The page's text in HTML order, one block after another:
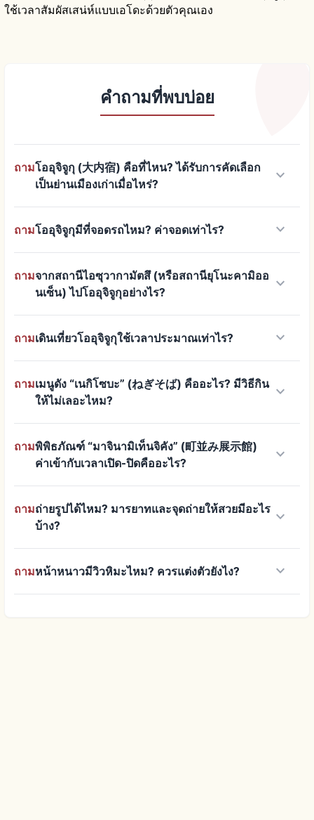
ใช้เวลาสัมผัสเสน่ห์แบบเอโดะด้วยตัวคุณเอง
คำถามที่พบบ่อย
ถามโออุจิจูกุ (大内宿) คือที่ไหน? ได้รับการคัดเลือก
เป็นย่านเมืองเก่าเมื่อไหร่?
keyboard_arrow_down
ถามโออุจิจูกุมีที่จอดรถไหม? ค่าจอดเท่าไร? keyboard_arrow_down
ถามจากสถานีไอซุวากามัตสึ (หรือสถานียุโนะคามิออ
นเซ็น) ไปโออุจิจูกุอย่างไร?
keyboard_arrow_down
ถามเดินเที่ยวโออุจิจูกุใช้เวลาประมาณเท่าไร? keyboard_arrow_down
ถามเมนูดัง “เนกิโซบะ” (ねぎそば) คืออะไร? มีวิธีกิน
ให้ไม่เลอะไหม?
keyboard_arrow_down
ถามพิพิธภัณฑ์ “มาจินามิเท็นจิคัง” (町並み展示館)
ค่าเข้ากับเวลาเปิด-ปิดคืออะไร?
keyboard_arrow_down
ถามถ่ายรูปได้ไหม? มารยาทและจุดถ่ายให้สวยมีอะไร
บ้าง?
keyboard_arrow_down
ถามหน้าหนาวมีวิวหิมะไหม? ควรแต่งตัวยังไง? keyboard_arrow_down